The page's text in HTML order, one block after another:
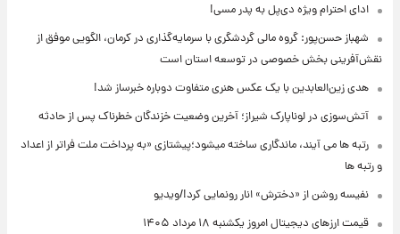
ادای احترام ویژه دی‌پل به پدر مسی!
شهباز حسن‌پور: گروه مالی گردشگری با سرمایه‌گذاری در کرمان، الگویی موفق از
نقش‌آفرینی بخش خصوصی در توسعه استان است
هدی زین‌العابدین با یک عکس هنری متفاوت دوباره خبرساز شد!
آتش‌سوزی در لوناپارک شیراز؛ آخرین وضعیت خزندگان خطرناک پس از حادثه
رتبه ها می آیند، ماندگاری ساخته میشود؛پیشتازی «به پرداخت ملت فراتر از اعداد
و رتبه ها
نفیسه روشن از «دخترش» انار رونمایی کرد!/ویدیو
قیمت ارزهای دیجیتال امروز یکشنبه ۱۸ مرداد ۱۴۰۵